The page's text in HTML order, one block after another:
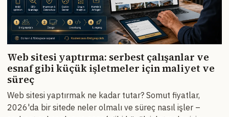
Web sitesi yaptırma: serbest çalışanlar ve
esnaf gibi küçük işletmeler için maliyet ve
süreç
Web sitesi yaptırmak ne kadar tutar? Somut fiyatlar,
2026'da bir sitede neler olmalı ve süreç nasıl işler –